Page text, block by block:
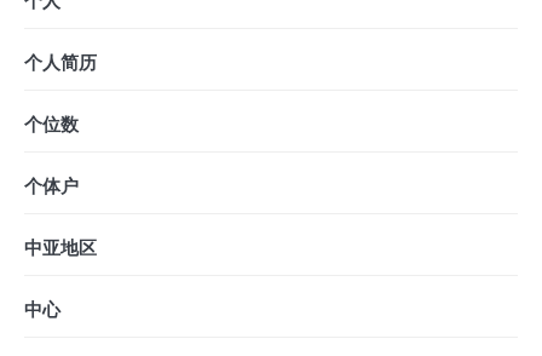
个人简历
个位数
个体户
中亚地区
中心